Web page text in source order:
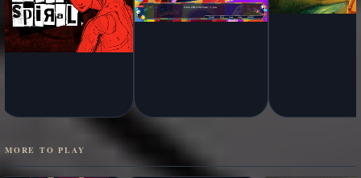
MORE TO PLAY